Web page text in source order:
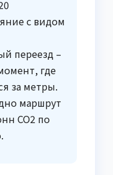
с видом
переезд –
где
за метры.
маршрут
CO2 по